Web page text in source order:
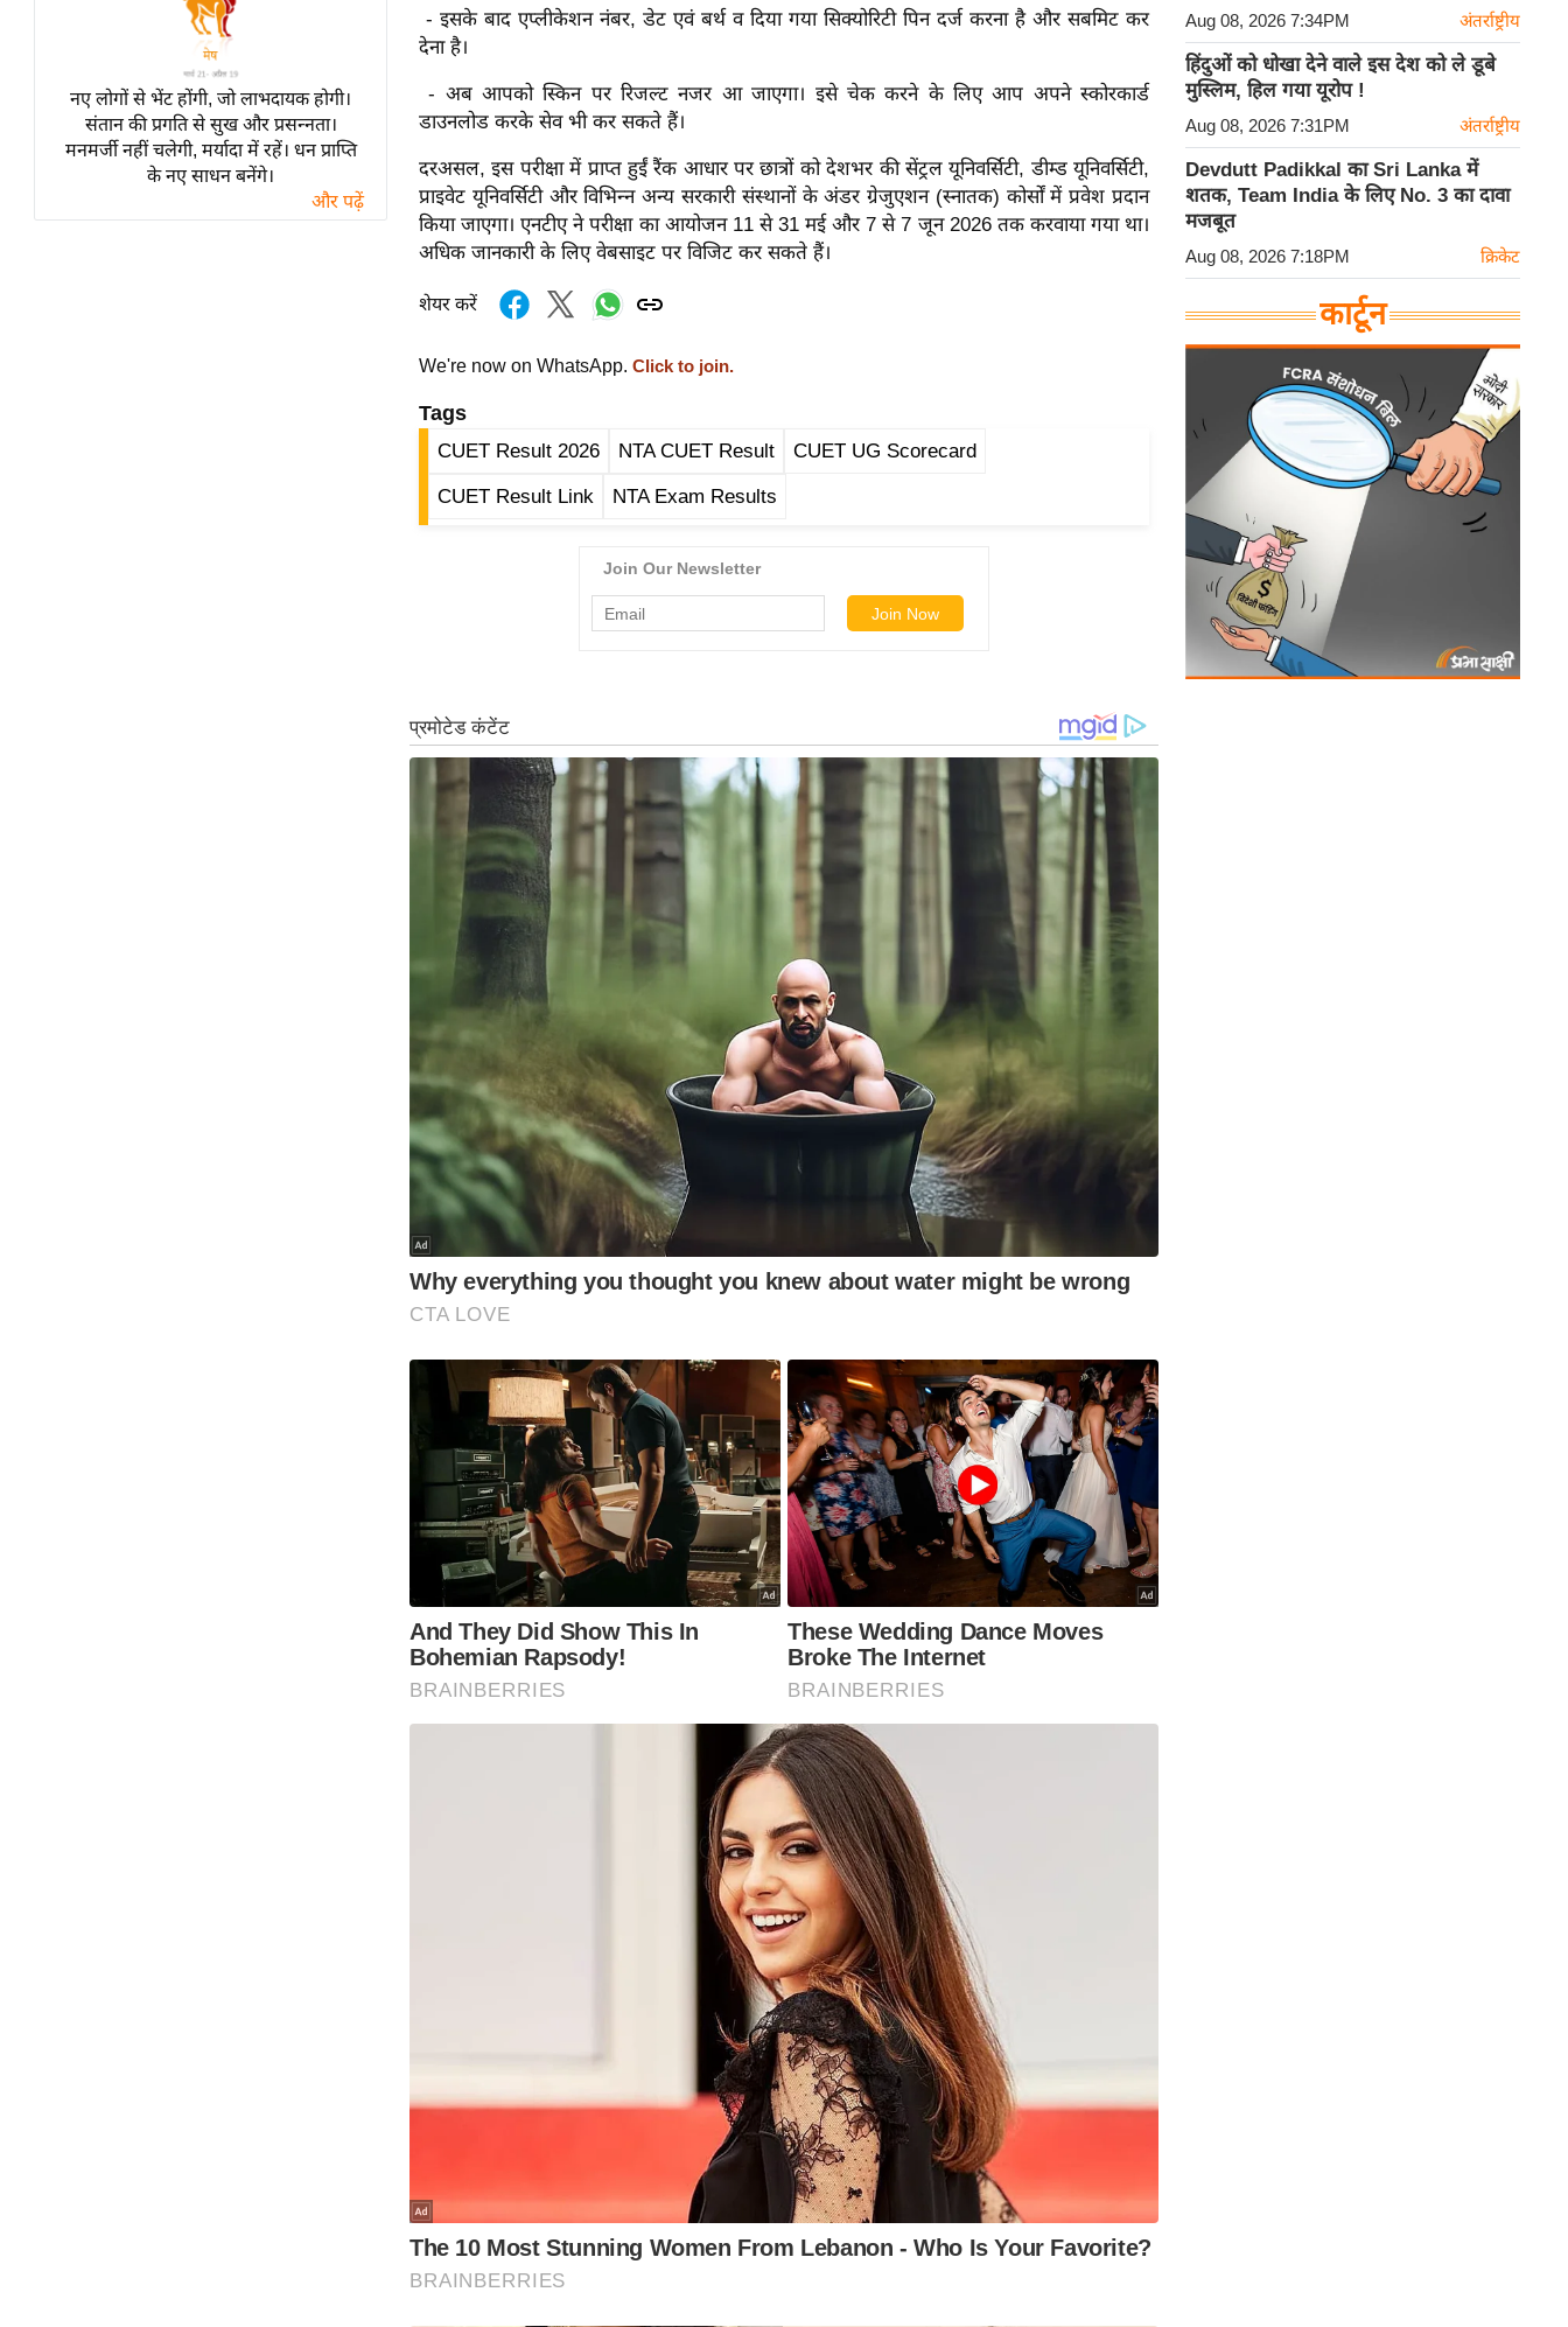
व्रत
त्योहार
राशिफल
विशेष
नए लोगों से भेंट होंगी, जो लाभदायक होगी।
संतान की प्रगति से सुख और प्रसन्नता।
मनमर्जी नहीं चलेगी, मर्यादा में रहें। धन प्राप्ति
के नए साधन बनेंगे।
और पढ़ें
- इसके बाद एप्लीकेशन नंबर, डेट एवं बर्थ व दिया गया सिक्योरिटी पिन दर्ज करना है और सबमिट कर
देना है।
- अब आपको स्किन पर रिजल्ट नजर आ जाएगा। इसे चेक करने के लिए आप अपने स्कोरकार्ड
डाउनलोड करके सेव भी कर सकते हैं।
दरअसल, इस परीक्षा में प्राप्त हुईं रैंक आधार पर छात्रों को देशभर की सेंट्रल यूनिवर्सिटी, डीम्ड यूनिवर्सिटी,
प्राइवेट यूनिवर्सिटी और विभिन्न अन्य सरकारी संस्थानों के अंडर ग्रेजुएशन (स्नातक) कोर्सों में प्रवेश प्रदान
किया जाएगा। एनटीए ने परीक्षा का आयोजन 11 से 31 मई और 7 से 7 जून 2026 तक करवाया गया था।
अधिक जानकारी के लिए वेबसाइट पर विजिट कर सकते हैं।
शेयर करें
We're now on WhatsApp. Click to join.
Tags
CUET Result 2026 NTA CUET Result CUET UG Scorecard
CUET Result Link NTA Exam Results
Aug 08, 2026 7:34PM अंतर्राष्ट्रीय
हिंदुओं को धोखा देने वाले इस देश को ले डूबे
मुस्लिम, हिल गया यूरोप !
Aug 08, 2026 7:31PM अंतर्राष्ट्रीय
Devdutt Padikkal का Sri Lanka में
शतक, Team India के लिए No. 3 का दावा
मजबूत
Aug 08, 2026 7:18PM क्रिकेट
कार्टून